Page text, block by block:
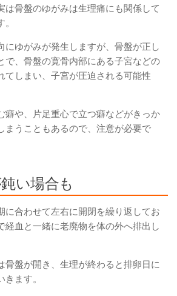
は骨盤のゆがみは生理痛にも関係して
にゆがみが発生しますが、骨盤が正し
で、骨盤の寛骨内部にある子宮などの
てしまい、子宮が圧迫される可能性
癖や、片足重心で立つ癖などがきっか
まうこともあるので、注意が必要で
い場合も
に合わせて左右に開閉を繰り返してお
経血と一緒に老廃物を体の外へ排出し
骨盤が開き、生理が終わると排卵日に
ます。